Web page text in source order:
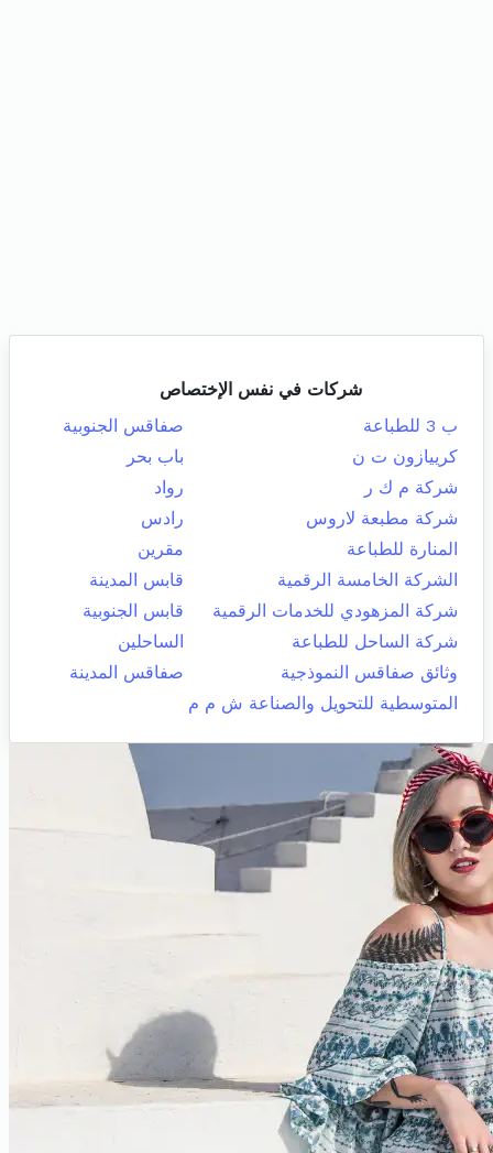
شركات في نفس الإختصاص
ب 3 للطباعة
صفاقس الجنوبية
كرييازون ت ن
باب بحر
شركة م ك ر
رواد
شركة مطبعة لاروس
رادس
المنارة للطباعة
مقرين
الشركة الخامسة الرقمية
قابس المدينة
شركة المزهودي للخدمات الرقمية
قابس الجنوبية
شركة الساحل للطباعة
الساحلين
وثائق صفاقس النموذجية
صفاقس المدينة
المتوسطية للتحويل والصناعة ش م م